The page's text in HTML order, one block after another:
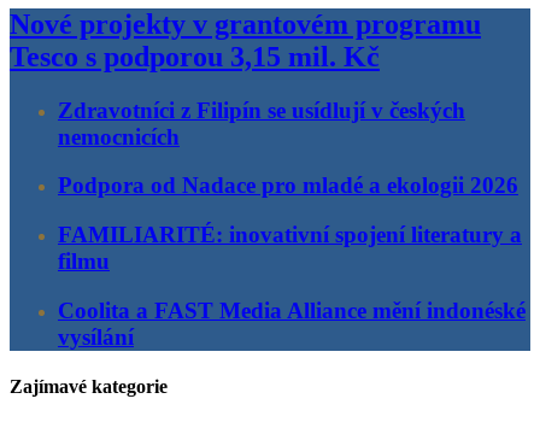
Nové projekty v grantovém programu
Tesco s podporou 3,15 mil. Kč
Zdravotníci z Filipín se usídlují v českých
nemocnicích
Podpora od Nadace pro mladé a ekologii 2026
FAMILIARITÉ: inovativní spojení literatury a
filmu
Coolita a FAST Media Alliance mění indonéské
vysílání
Zajímavé kategorie